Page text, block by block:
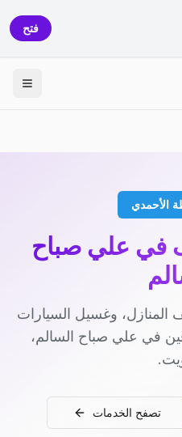
فتح
الأحمدي
في علي صباح
وغسيل السيارات
في علي صباح السالم،
تصفح الخدمات